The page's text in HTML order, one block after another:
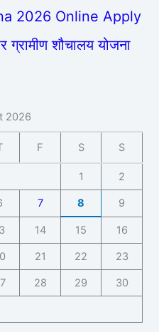
2026 Online Apply
शौचालय योजना
2026
F S S
1 2
7 8 9
14 15 16
21 22 23
28 29 30